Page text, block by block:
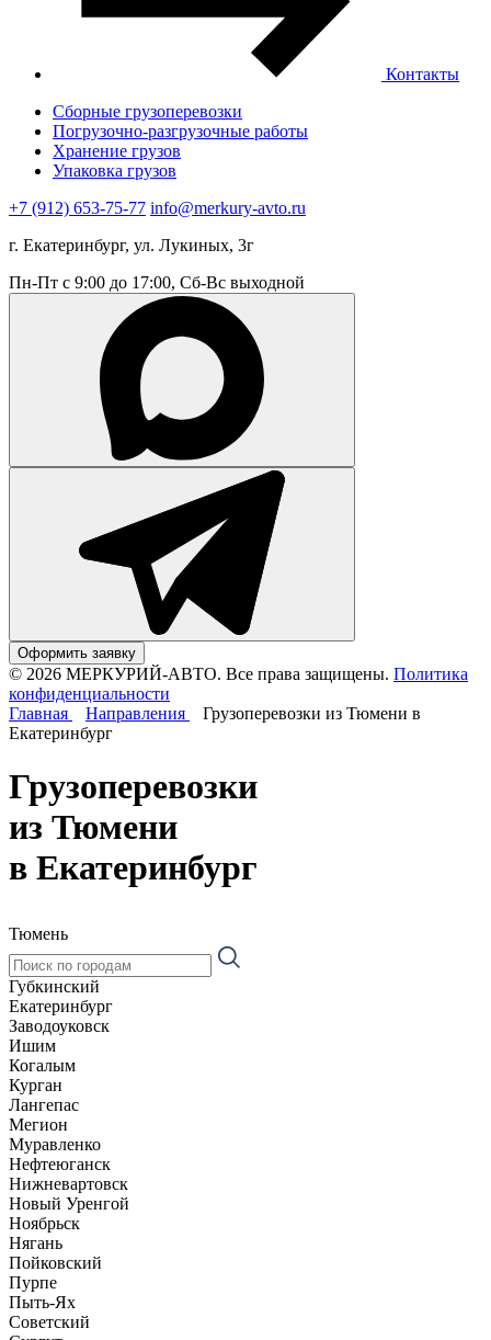
Контакты
Сборные грузоперевозки
Погрузочно-разгрузочные работы
Хранение грузов
Упаковка грузов
+7 (912) 653-75-77 info@merkury-avto.ru
г. Екатеринбург, ул. Лукиных, 3г
Пн-Пт с 9:00 до 17:00, Сб-Вс выходной
Оформить заявку
© 2026 МЕРКУРИЙ-АВТО. Все права защищены. Политика
конфиденциальности
Главная
Направления
Грузоперевозки из Тюмени в
Екатеринбург
Грузоперевозки
из Тюмени
в Екатеринбург
Тюмень
Губкинский
Екатеринбург
Заводоуковск
Ишим
Когалым
Курган
Лангепас
Мегион
Муравленко
Нефтеюганск
Нижневартовск
Новый Уренгой
Ноябрьск
Нягань
Пойковский
Пурпе
Пыть-Ях
Советский